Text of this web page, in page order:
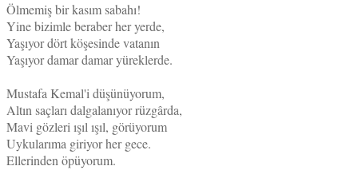
Ölmemiş bir kasım sabahı!
Yine bizimle beraber her yerde,
Yaşıyor dört köşesinde vatanın
Yaşıyor damar damar yüreklerde.
Mustafa Kemal'i düşünüyorum,
Altın saçları dalgalanıyor rüzgârda,
Mavi gözleri ışıl ışıl, görüyorum
Uykularıma giriyor her gece.
Ellerinden öpüyorum.